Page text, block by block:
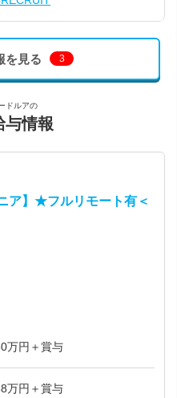
を見る 3
ドルアの
与情報
ア】★フルリモート有＜
歳 ／ 月給50万円＋賞与
歳 ／ 月給38万円＋賞与